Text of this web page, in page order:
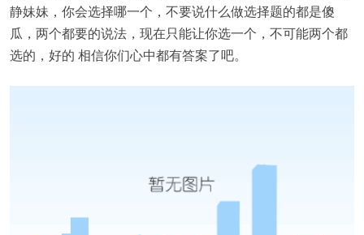
静妹妹，你会选择哪一个，不要说什么做选择题的都是傻
瓜，两个都要的说法，现在只能让你选一个，不可能两个都
选的，好的 相信你们心中都有答案了吧。